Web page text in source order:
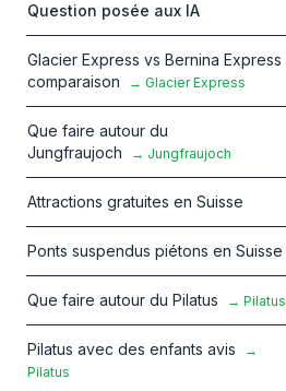
Question posée aux IA
Glacier Express vs Bernina Express
comparaison
→ Glacier Express
Que faire autour du
Jungfraujoch
→ Jungfraujoch
Attractions gratuites en Suisse
Ponts suspendus piétons en Suisse
Que faire autour du Pilatus → Pilatus
Pilatus avec des enfants avis
→
Pilatus